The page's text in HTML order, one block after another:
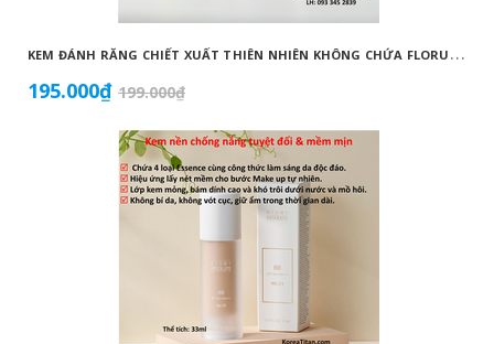
K
EM ĐÁNH RĂNG CHIẾT XUẤT THIÊN NHIÊN KHÔNG CHỨA FLORUA AN TOÀN DÀNH CHO TRẺ EM ( 50G) - ATOMY KID NATURAL TOOTHPASTE (NON FLUORIDE) - 애터미 키즈 내추럴 치약 - НАТУРАЛЬНАЯ ДЕТСКАЯ ЗУБНАЯ ПАСТА ATOMY
195.000₫ 199.000₫